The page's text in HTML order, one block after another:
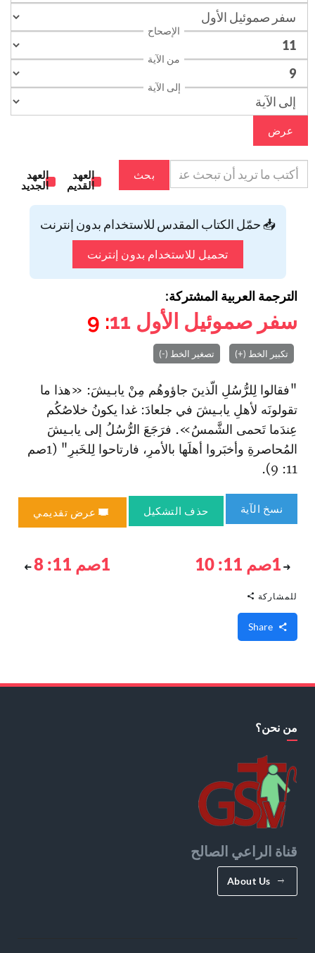
الإصحاح
من الآية
إلى الآية
عرض
بحث
العهد
القديم
العهد
الجديد
📥 حمّل الكتاب المقدس للاستخدام بدون إنترنت
تحميل للاستخدام بدون إنترنت
الترجمة العربية المشتركة:
سفر صموئيل الأول 11
: 9
تكبير الخط (+) تصغير الخط (-)
"فقالوا لِلرُّسُلِ الّذينَ جاؤوهُم مِنْ يابـيشَ: «هذا ما
تقولونَه لأهلِ يابـيشَ في جلعادَ: غدا يكونُ خلاصُكُم
عِندَما تَحمى الشَّمسُ». فرَجَعَ الرُّسُلُ إلى يابـيشَ
المُحاصرةِ وأخبَروا أهلَها بالأمرِ، فا‏رتاحوا لِلخَبرِ" (1صم
11: 9).
نسخ الآية حذف التشكيل عرض تقديمي
1صم 11: 10 1صم 11: 8
للمشاركة
من نحن؟
قناة الراعي الصالح
About Us